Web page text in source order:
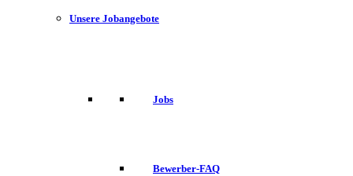
Unsere Jobangebote
Jobs
Bewerber-FAQ